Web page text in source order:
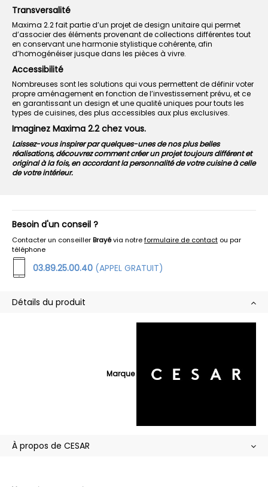
Transversalité
Maxima 2.2 fait partie d’un projet de design unitaire qui permet
d’associer des éléments provenant de collections différentes tout
en conservant une harmonie stylistique cohérente, afin
d’homogénéiser jusque dans les pièces à vivre.
Accessibilité
Nombreuses sont les solutions qui vous permettent de définir voter
propre aménagement en fonction de l’investissement prévu, et ce
en garantissant un design et une qualité uniques pour touts les
types de cuisines, des plus accessibles aux plus exclusives.
Imaginez Maxima 2.2 chez vous.
Laissez-vous inspirer par quelques-unes de nos plus belles
réalisations, découvrez comment créer un projet toujours différent et
original à la fois, en accordant la personnalité de votre cuisine à celle
de votre intérieur.
Besoin d'un conseil ?
Contacter un conseillerBrayévia notreformulaire de contact ou par
téléphone
03.89.25.00.40 (APPEL GRATUIT)
Détails du produit
Marque
À propos de CESAR